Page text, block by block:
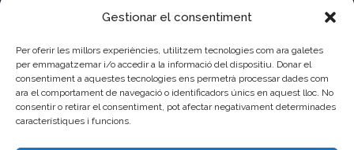
Gestionar el consentiment
Per oferir les millors experiències, utilitzem tecnologies com ara galetes
per emmagatzemar i/o accedir a la informació del dispositiu. Donar el
consentiment a aquestes tecnologies ens permetrà processar dades com
ara el comportament de navegació o identificadors únics en aquest lloc. No
consentir o retirar el consentiment, pot afectar negativament determinades
característiques i funcions.
C/ Pau Claris 121
08009 Barcelona